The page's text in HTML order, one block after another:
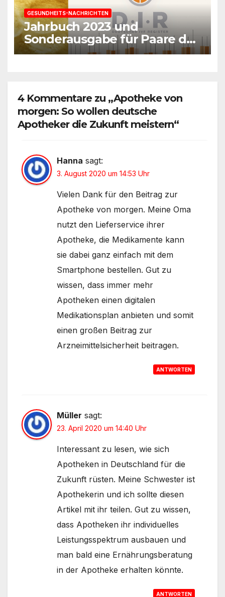
GESUNDHEITS-NACHRICHTEN
Jahrbuch 2023 und
Sonderausgabe für Paare des
Deutschen IVF-Registers:
4 Kommentare zu „Apotheke von
morgen: So wollen deutsche
Apotheker die Zukunft meistern“
Hanna sagt:
3. August 2020 um 14:53 Uhr
Vielen Dank für den Beitrag zur
Apotheke von morgen. Meine Oma
nutzt den Lieferservice ihrer
Apotheke, die Medikamente kann
sie dabei ganz einfach mit dem
Smartphone bestellen. Gut zu
wissen, dass immer mehr
Apotheken einen digitalen
Medikationsplan anbieten und somit
einen großen Beitrag zur
Arzneimittelsicherheit beitragen.
ANTWORTEN
Müller sagt:
23. April 2020 um 14:40 Uhr
Interessant zu lesen, wie sich
Apotheken in Deutschland für die
Zukunft rüsten. Meine Schwester ist
Apothekerin und ich sollte diesen
Artikel mit ihr teilen. Gut zu wissen,
dass Apotheken ihr individuelles
Leistungsspektrum ausbauen und
man bald eine Ernährungsberatung
in der Apotheke erhalten könnte.
ANTWORTEN